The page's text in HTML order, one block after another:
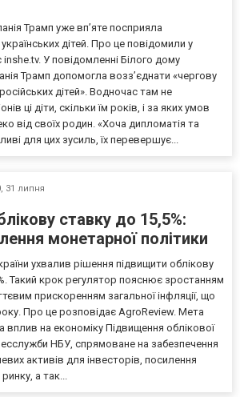
Трамп уже впʼяте посприяла
дітей. Про це повідомили у
У повідомленні Білого дому
Трамп допомогла возз’єднати «чергову
дітей». Водночас там не
ці діти, скільки їм років, і за яких умов
від своїх родин. «Хоча дипломатія та
для цих зусиль, їх перевершує...
31 липня
ставку до 15,5%:
монетарної політики
ухвалив рішення підвищити облікову
Такий крок регулятор пояснює зростанням
прискоренням загальної інфляції, що
Про це розповідає AgroReview. Мета
вплив на економіку Підвищення облікової
НБУ, спрямоване на забезпечення
активів для інвесторів, посилення
а так...